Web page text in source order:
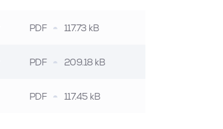
PDF 117.73 kB
PDF 209.18 kB
PDF 117.45 kB